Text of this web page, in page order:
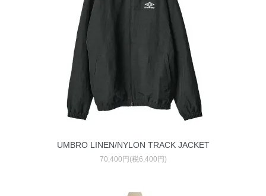
UMBRO LINEN/NYLON TRACK JACKET
70,400円(税6,400円)